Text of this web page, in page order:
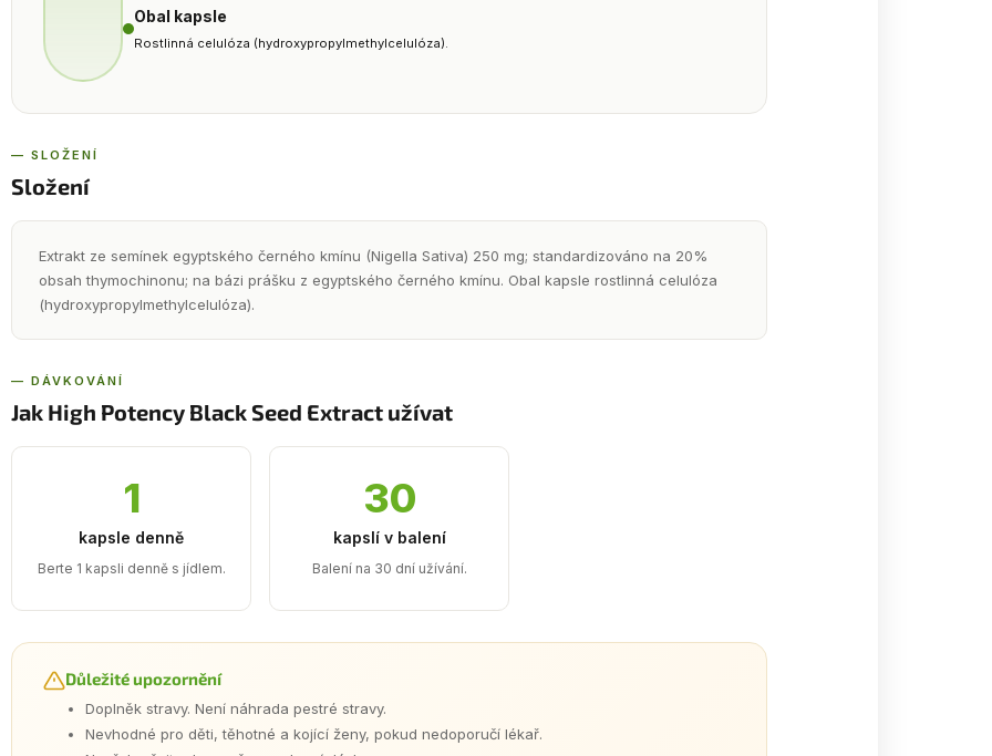
Obal kapsle
Rostlinná celulóza (hydroxypropylmethylcelulóza).
— SLOŽENÍ
Složení
Extrakt ze semínek egyptského černého kmínu (Nigella Sativa) 250 mg; standardizováno na 20%
obsah thymochinonu; na bázi prášku z egyptského černého kmínu. Obal kapsle rostlinná celulóza
(hydroxypropylmethylcelulóza).
— DÁVKOVÁNÍ
Jak High Potency Black Seed Extract užívat
1
kapsle denně
Berte 1 kapsli denně s jídlem.
30
kapslí v balení
Balení na 30 dní užívání.
Důležité upozornění
Doplněk stravy. Není náhrada pestré stravy.
Nevhodné pro děti, těhotné a kojící ženy, pokud nedoporučí lékař.